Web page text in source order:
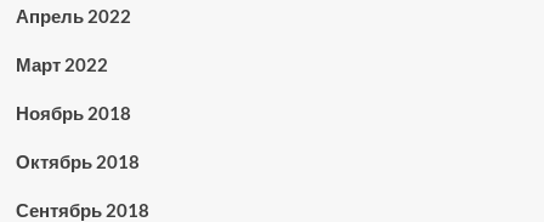
Апрель 2022
Март 2022
Ноябрь 2018
Октябрь 2018
Сентябрь 2018